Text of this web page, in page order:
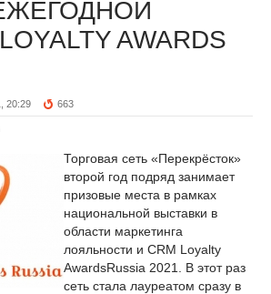
AWARDS
20:29 663
Торговая сеть «Перекрёсток»
второй год подряд занимает
призовые места в рамках
национальной выставки в
области маркетинга
лояльности и CRM Loyalty
AwardsRussia 2021. В этот раз
сеть стала лауреатом сразу в